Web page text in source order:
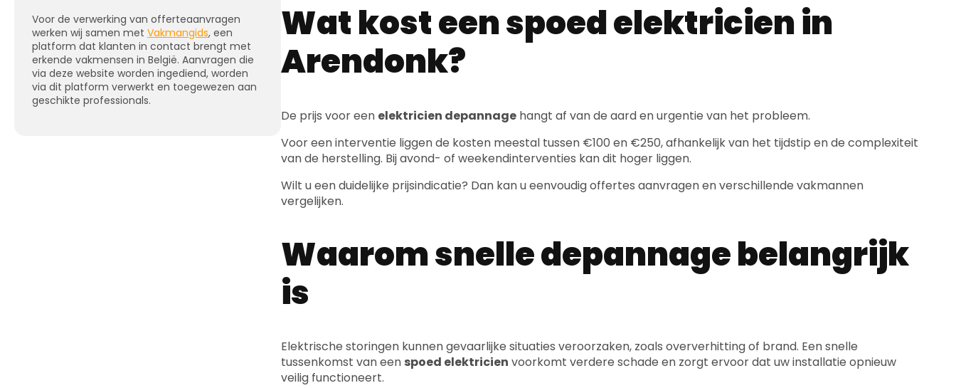
Voor de verwerking van offerteaanvragen
werken wij samen met Vakmangids, een
platform dat klanten in contact brengt met
erkende vakmensen in België. Aanvragen die
via deze website worden ingediend, worden
via dit platform verwerkt en toegewezen aan
geschikte professionals.
Wat kost een spoed elektricien in
Arendonk?
De prijs voor een elektricien depannage hangt af van de aard en urgentie van het probleem.
Voor een interventie liggen de kosten meestal tussen €100 en €250, afhankelijk van het tijdstip en de complexiteit
van de herstelling. Bij avond- of weekendinterventies kan dit hoger liggen.
Wilt u een duidelijke prijsindicatie? Dan kan u eenvoudig offertes aanvragen en verschillende vakmannen
vergelijken.
Waarom snelle depannage belangrijk
is
Elektrische storingen kunnen gevaarlijke situaties veroorzaken, zoals oververhitting of brand. Een snelle
tussenkomst van een spoed elektricien voorkomt verdere schade en zorgt ervoor dat uw installatie opnieuw
veilig functioneert.